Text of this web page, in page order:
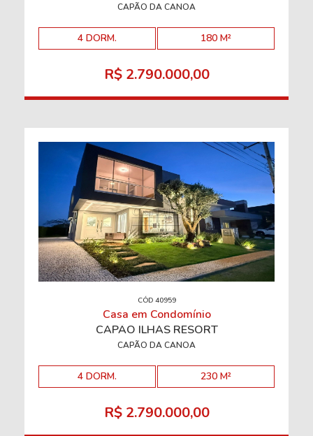
CAPÃO DA CANOA
4 DORM. 180 M²
R$ 2.790.000,00
CÓD 40959
Casa em Condomínio
CAPÃO ILHAS RESORT
CAPÃO DA CANOA
4 DORM. 230 M²
R$ 2.790.000,00